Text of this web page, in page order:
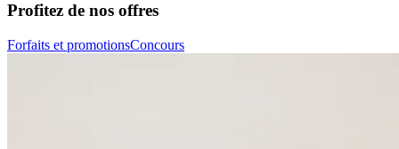
Profitez de nos offres
Forfaits et promotionsConcours